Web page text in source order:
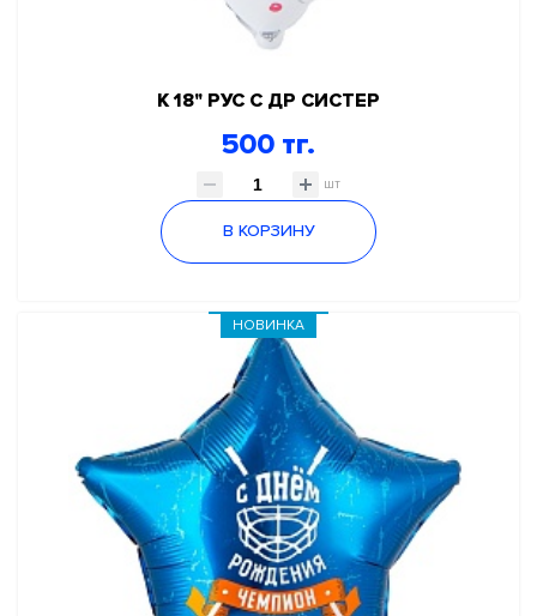
К 18" РУС С ДР СИСТЕР
500 тг.
шт
В КОРЗИНУ
НОВИНКА